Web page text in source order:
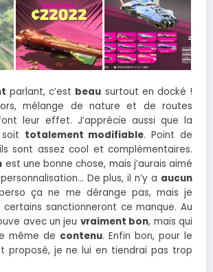
parlant, c’est beau surtout en docké !
mélange de nature et de routes
leur effet. J’apprécie aussi que la
soit totalement modifiable. Point de
sont assez cool et complémentaires.
est une bonne chose, mais j’aurais aimé
De plus, il n’y a aucun
ça ne me dérange pas, mais je
sanctionneront ce manque. Au
avec un jeu vraiment bon, mais qui
même de contenu. Enfin bon, pour le
proposé, je ne lui en tiendrai pas trop